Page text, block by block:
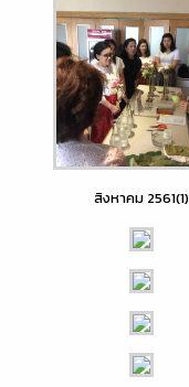
สิงหาคม 2561(1)